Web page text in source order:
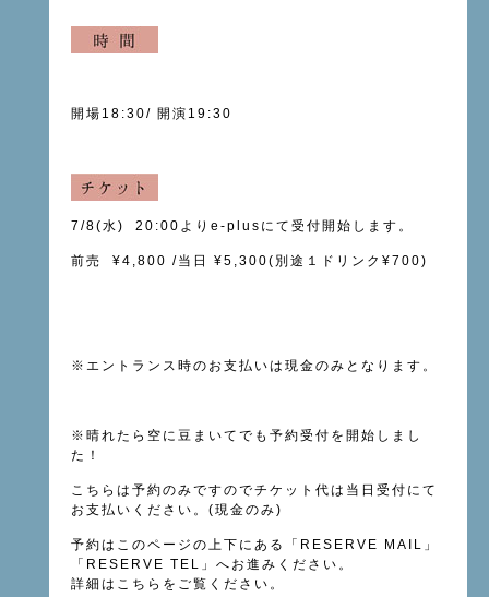
開場18:30/ 開演19:30
7/8(水) 20:00よりe-plusにて受付開始します。
前売 ¥4,800 /当日 ¥5,300(別途１ドリンク¥700)
※ エントランス時のお支払いは現金のみとなります。
※晴れたら空に豆まいてでも予約受付を開始しまし
た！
こちらは予約のみですのでチケット代は当日受付にて
お支払いください。(現金のみ)
予約はこのページの上下にある「 RESERVE MAIL 」
「 RESERVE TEL 」へお進みください。
詳細は こちら をご覧ください。